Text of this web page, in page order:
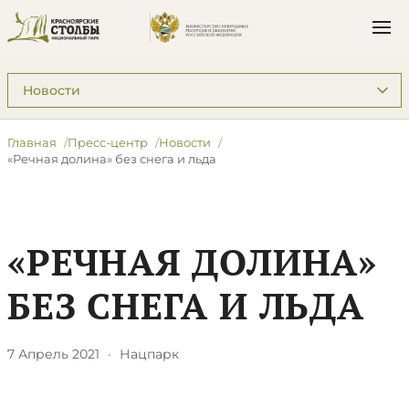
Подразделы: Пресс-центр
Главная Пресс-центр
Новости
«Речная долина» без снега и льда
«РЕЧНАЯ ДОЛИНА»
БЕЗ СНЕГА И ЛЬДА
7 Апрель 2021 · Нацпарк